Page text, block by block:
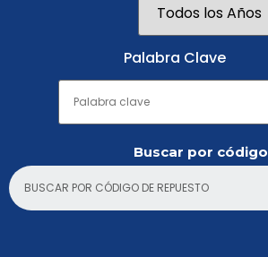
Palabra Clave
Buscar por código